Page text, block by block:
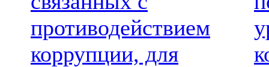
противодействием
коррупции, для